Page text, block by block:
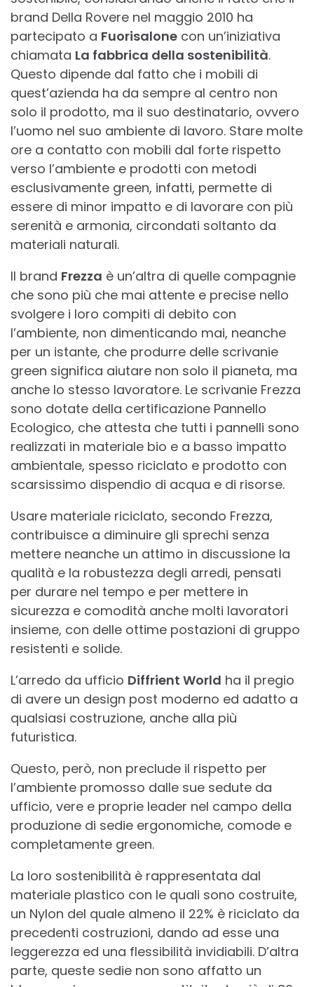
brand Della Rovere nel maggio 2010 ha
partecipato a Fuorisalone con un’iniziativa
chiamata La fabbrica della sostenibilità.
Questo dipende dal fatto che i mobili di
quest’azienda ha da sempre al centro non
solo il prodotto, ma il suo destinatario, ovvero
l’uomo nel suo ambiente di lavoro. Stare molte
ore a contatto con mobili dal forte rispetto
verso l’ambiente e prodotti con metodi
esclusivamente green, infatti, permette di
essere di minor impatto e di lavorare con più
serenità e armonia, circondati soltanto da
materiali naturali.
Il brand Frezza è un’altra di quelle compagnie
che sono più che mai attente e precise nello
svolgere i loro compiti di debito con
l’ambiente, non dimenticando mai, neanche
per un istante, che produrre delle scrivanie
green significa aiutare non solo il pianeta, ma
anche lo stesso lavoratore. Le scrivanie Frezza
sono dotate della certificazione Pannello
Ecologico, che attesta che tutti i pannelli sono
realizzati in materiale bio e a basso impatto
ambientale, spesso riciclato e prodotto con
scarsissimo dispendio di acqua e di risorse.
Usare materiale riciclato, secondo Frezza,
contribuisce a diminuire gli sprechi senza
mettere neanche un attimo in discussione la
qualità e la robustezza degli arredi, pensati
per durare nel tempo e per mettere in
sicurezza e comodità anche molti lavoratori
insieme, con delle ottime postazioni di gruppo
resistenti e solide.
L’arredo da ufficio Diffrient World ha il pregio
di avere un design post moderno ed adatto a
qualsiasi costruzione, anche alla più
futuristica.
Questo, però, non preclude il rispetto per
l’ambiente promosso dalle sue sedute da
ufficio, vere e proprie leader nel campo della
produzione di sedie ergonomiche, comode e
completamente green.
La loro sostenibilità è rappresentata dal
materiale plastico con le quali sono costruite,
un Nylon del quale almeno il 22% è riciclato da
precedenti costruzioni, dando ad esse una
leggerezza ed una flessibilità invidiabili. D’altra
parte, queste sedie non sono affatto un